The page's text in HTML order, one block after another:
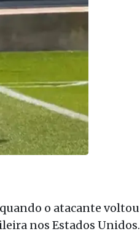
o atacante voltou
nos Estados Unidos.